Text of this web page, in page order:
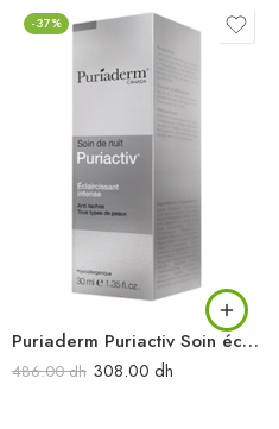
-37%
Puriaderm Puriactiv Soin éclaircissant de nuit intense Crème de nuit 30ML
486.00dh 308.00 dh